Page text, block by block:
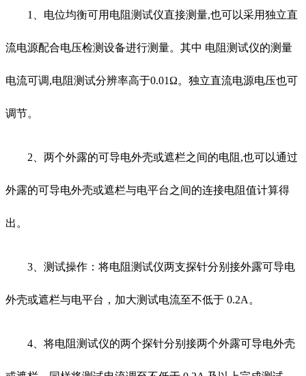
1、电位均衡可用电阻测试仪直接测量,也可以采用独立直
流电源配合电压检测设备进行测量。其中 电阻测试仪的测量
电流可调,电阻测试分辨率高于0.01Ω。独立直流电源电压也可
调节。
2、两个外露的可导电外壳或遮栏之间的电阻,也可以通过
外露的可导电外壳或遮栏与电平台之间的连接电阻值计算得
出。
3、测试操作：将电阻测试仪两支探针分别接外露可导电
外壳或遮栏与电平台，加大测试电流至不低于 0.2A。
4、将电阻测试仪的两个探针分别接两个外露可导电外壳